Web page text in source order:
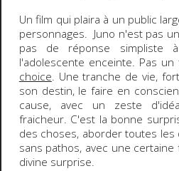
Un film qui plaira à un public
personnages. Juno n'est pas
pas de réponse simpliste
l'adolescente enceinte. Pas un
choice. Une tranche de vie,
son destin, le faire en
cause, avec un zeste
fraicheur. C'est la bonne
des choses, aborder toutes
sans pathos, avec une
divine surprise.